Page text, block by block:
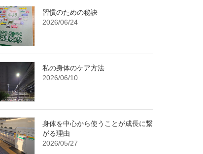
習慣のための秘訣
2026/06/24
私の身体のケア方法
2026/06/10
身体を中心から使うことが成長に繋
がる理由
2026/05/27